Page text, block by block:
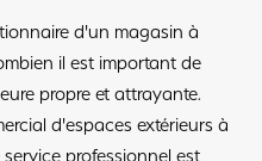
d'un magasin à
il est important de
propre et attrayante.
d'espaces extérieurs à
professionnel est